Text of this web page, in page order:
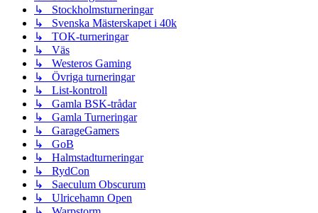
↳ Stockholmsturneringar
↳ Svenska Mästerskapet i 40k
↳ TOK-turneringar
↳ Väs
↳ Westeros Gaming
↳ Övriga turneringar
↳ List-kontroll
↳ Gamla BSK-trådar
↳ Gamla Turneringar
↳ GarageGamers
↳ GoB
↳ Halmstadturneringar
↳ RydCon
↳ Saeculum Obscurum
↳ Ulricehamn Open